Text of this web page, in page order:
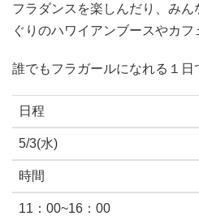
フラダンスを楽しんだり、み
ぐりのハワイアンブースやカフ
誰でもフラガールになれる１日
日程
5/3(水)
時間
11：00~16：00